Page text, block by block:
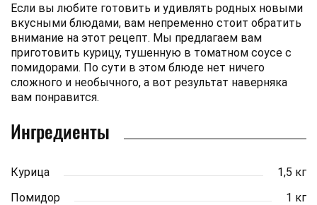
Если вы любите готовить и удивлять родных новыми
вкусными блюдами, вам непременно стоит обратить
внимание на этот рецепт. Мы предлагаем вам
приготовить курицу, тушенную в томатном соусе с
помидорами. По сути в этом блюде нет ничего
сложного и необычного, а вот результат наверняка
вам понравится.
Ингредиенты
Курица
1,5 кг
Помидор
1 кг